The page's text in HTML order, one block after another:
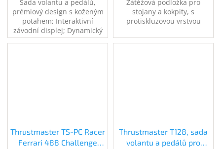
Sada volantu a pedálů,
prémiový design s koženým
potahem; Interaktivní
závodní displej; Dynamický
Force Feedback, pro Xbox
Zátěžová podložka pro
stojany a kokpity, s
protiskluzovou vrstvou
Thrustmaster TS-PC Racer
Ferrari 488 Challenge
Thrustmaster T128, sada
volantu a pedálů pro